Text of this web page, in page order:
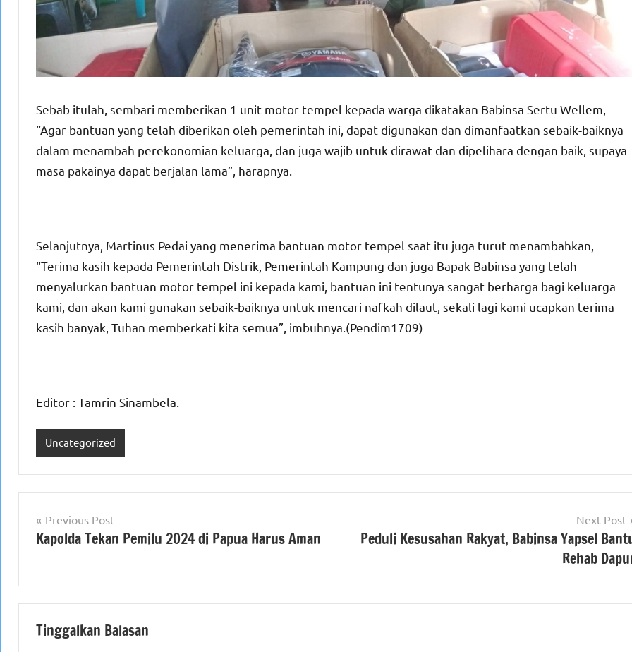
Sebab itulah, sembari memberikan 1 unit motor tempel kepada warga dikatakan Babinsa Sertu Wellem,
“Agar bantuan yang telah diberikan oleh pemerintah ini, dapat digunakan dan dimanfaatkan sebaik-baiknya
dalam menambah perekonomian keluarga, dan juga wajib untuk dirawat dan dipelihara dengan baik, supaya
masa pakainya dapat berjalan lama”, harapnya.
Selanjutnya, Martinus Pedai yang menerima bantuan motor tempel saat itu juga turut menambahkan,
“Terima kasih kepada Pemerintah Distrik, Pemerintah Kampung dan juga Bapak Babinsa yang telah
menyalurkan bantuan motor tempel ini kepada kami, bantuan ini tentunya sangat berharga bagi keluarga
kami, dan akan kami gunakan sebaik-baiknya untuk mencari nafkah dilaut, sekali lagi kami ucapkan terima
kasih banyak, Tuhan memberkati kita semua”, imbuhnya.(Pendim1709)
Editor : Tamrin Sinambela.
Uncategorized
Navigasi
pos
Previous Post
Kapolda Tekan Pemilu 2024 di Papua Harus Aman
Next Post
Peduli Kesusahan Rakyat, Babinsa Yapsel
Rehab
Tinggalkan Balasan